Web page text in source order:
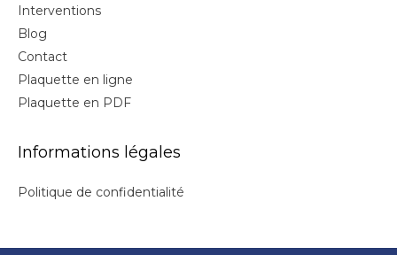
Interventions
Blog
Contact
Plaquette en ligne
Plaquette en PDF
Informations légales
Politique de confidentialité